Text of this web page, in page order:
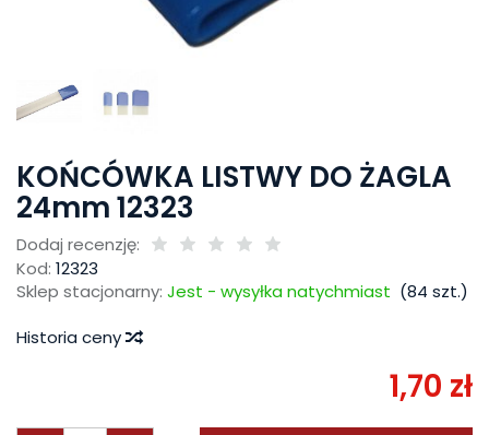
KOŃCÓWKA LISTWY DO ŻAGLA
24mm 12323
Dodaj recenzję:
Kod: 12323
Sklep stacjonarny: Jest - wysyłka natychmiast (84 szt.)
Historia ceny
1,70 zł